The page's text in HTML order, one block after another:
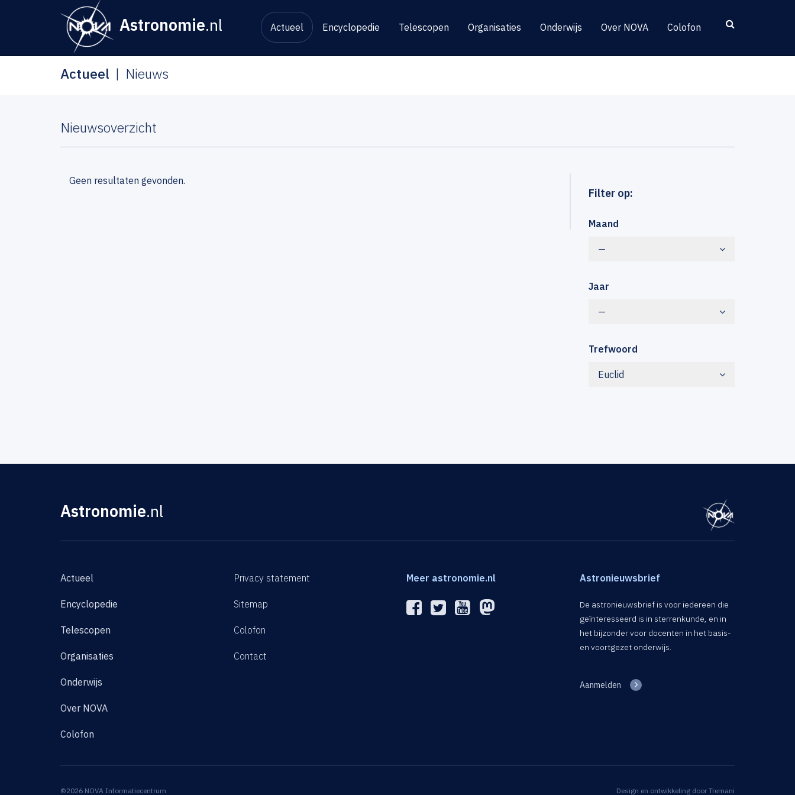
Astronomie.nl Actueel Encyclopedie Telescopen Organisaties Onderwijs Over NOVA Colofon
Actueel Nieuws
Nieuwsoverzicht
Filter op:
Maand
—
Jaar
—
Trefwoord
Euclid
Geen resultaten gevonden.
Astronomie.nl
Actueel
Encyclopedie
Telescopen
Organisaties
Onderwijs
Over NOVA
Colofon
Privacy statement
Sitemap
Colofon
Contact
Meer astronomie.nl Astronieuwsbrief
De astronieuwsbrief is voor iedereen die
geïnteresseerd is in sterrenkunde, en in
het bijzonder voor docenten in het basis-
en voortgezet onderwijs.
Aanmelden
©2026 NOVA Informatiecentrum Design en ontwikkeling door Tremani